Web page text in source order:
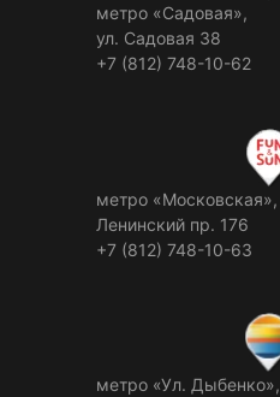
метро «Садовая»,
ул. Садовая 38
+7 (812) 748-10-62
метро «Московская»,
Ленинский пр. 176
+7 (812) 748-10-63
метро «Ул. Дыбенко»,